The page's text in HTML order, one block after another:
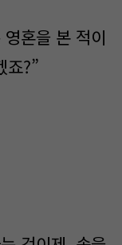
혼을 본 적이
죠?”